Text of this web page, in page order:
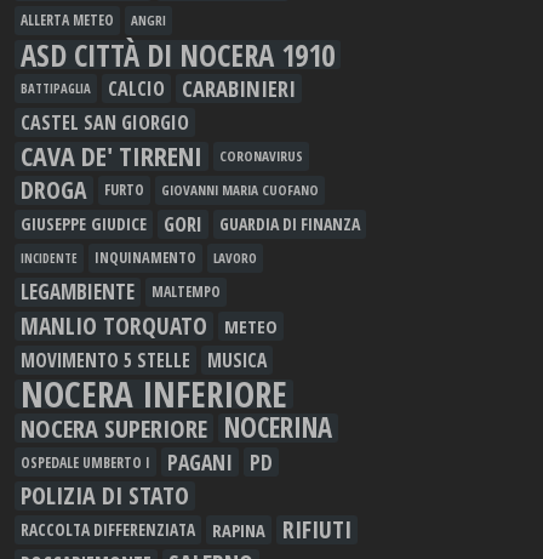
ALLERTA METEO ANGRI
ASD CITTÀ DI NOCERA 1910
BATTIPAGLIA CALCIO CARABINIERI
CASTEL SAN GIORGIO
CAVA DE' TIRRENI CORONAVIRUS
DROGA FURTO GIOVANNI MARIA CUOFANO
GIUSEPPE GIUDICE GORI GUARDIA DI FINANZA
INCIDENTE INQUINAMENTO LAVORO
LEGAMBIENTE MALTEMPO
MANLIO TORQUATO METEO
MOVIMENTO 5 STELLE MUSICA
NOCERA INFERIORE
NOCERA SUPERIORE NOCERINA
OSPEDALE UMBERTO I PAGANI PD
POLIZIA DI STATO
RACCOLTA DIFFERENZIATA RAPINA RIFIUTI